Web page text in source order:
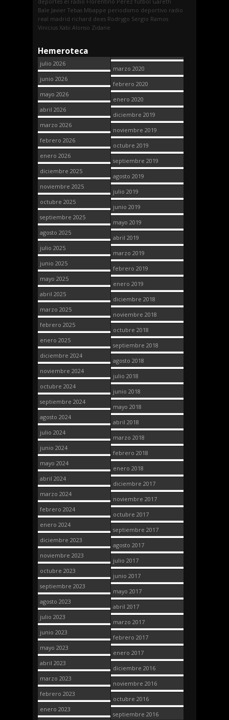
Bale Javier Tebas Mbappe periodismo deportivo radio
real madrid richard dees Rodrygo Sergio Ramos
Vinicius Xabi Alonso Zidane
Hemeroteca
julio 2026
junio 2026
mayo 2026
abril 2026
marzo 2026
febrero 2026
enero 2026
diciembre 2025
noviembre 2025
octubre 2025
septiembre 2025
agosto 2025
julio 2025
junio 2025
mayo 2025
abril 2025
marzo 2025
febrero 2025
enero 2025
diciembre 2024
noviembre 2024
octubre 2024
septiembre 2024
agosto 2024
julio 2024
junio 2024
mayo 2024
abril 2024
marzo 2024
febrero 2024
enero 2024
diciembre 2023
noviembre 2023
octubre 2023
septiembre 2023
agosto 2023
julio 2023
junio 2023
mayo 2023
abril 2023
marzo 2023
febrero 2023
enero 2023
marzo 2020
febrero 2020
enero 2020
diciembre 2019
noviembre 2019
octubre 2019
septiembre 2019
agosto 2019
julio 2019
junio 2019
mayo 2019
abril 2019
marzo 2019
febrero 2019
enero 2019
diciembre 2018
noviembre 2018
octubre 2018
septiembre 2018
agosto 2018
julio 2018
junio 2018
mayo 2018
abril 2018
marzo 2018
febrero 2018
enero 2018
diciembre 2017
noviembre 2017
octubre 2017
septiembre 2017
agosto 2017
julio 2017
junio 2017
mayo 2017
abril 2017
marzo 2017
febrero 2017
enero 2017
diciembre 2016
noviembre 2016
octubre 2016
septiembre 2016